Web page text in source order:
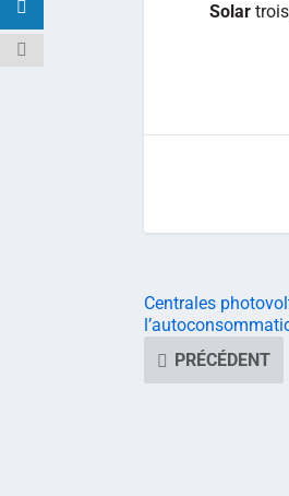
Solar
Centrales
PRÉCÉDENT